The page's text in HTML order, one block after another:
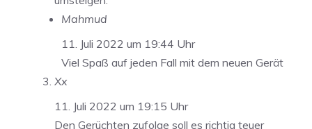
Mahmud
11. Juli 2022 um 19:44 Uhr
Viel Spaß auf jeden Fall mit dem neuen Gerät
Xx
11. Juli 2022 um 19:15 Uhr
Den Gerüchten zufolge soll es richtig teuer